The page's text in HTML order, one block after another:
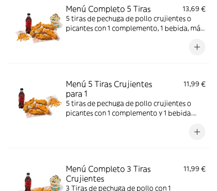
Menú Completo 5 Tiras
13,69 €
5 tiras de pechuga de pollo crujientes o
picantes con 1 complemento, 1 bebida, más
Menú 5 Tiras Crujientes
para 1
11,99 €
5 tiras de pechuga de pollo crujientes o
picantes con 1 complemento y 1 bebida.
Menú Completo 3 Tiras
Crujientes
11,99 €
3 Tiras de pechuga de pollo con 1